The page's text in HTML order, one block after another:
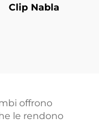
Clip Nabla
offrono
le rendono